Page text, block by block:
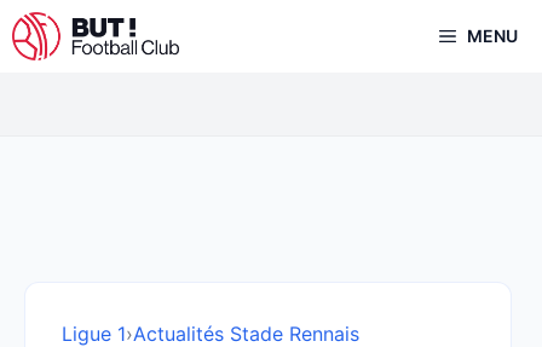
Aller
au
MENU
Ligue 1›Actualités Stade Rennais